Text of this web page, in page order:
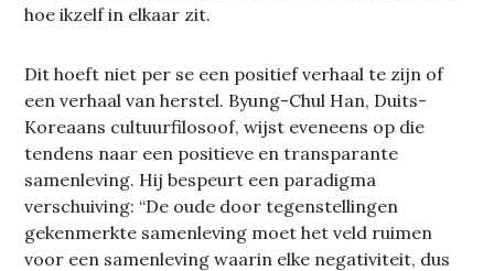
hoe ikzelf in elkaar zit.
Dit hoeft niet per se een positief verhaal te zijn of
een verhaal van herstel. Byung-Chul Han, Duits-
Koreaans cultuurfilosoof, wijst eveneens op die
tendens naar een positieve en transparante
samenleving. Hij bespeurt een paradigma
verschuiving: “De oude door tegenstellingen
gekenmerkte samenleving moet het veld ruimen
voor een samenleving waarin elke negativiteit, dus